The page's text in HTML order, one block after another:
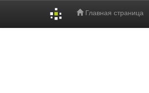
Главная страница